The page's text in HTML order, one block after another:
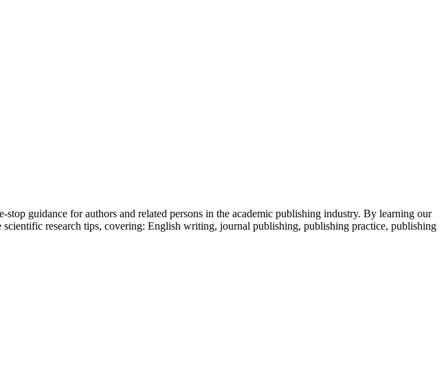
guidance for authors and related persons in the academic publishing industry. By learning our
scientific research tips, covering: English writing, journal publishing, publishing practice, publishing